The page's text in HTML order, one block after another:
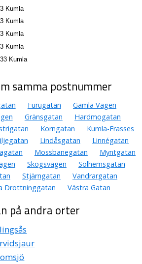
Kumla
Kumla
Kumla
Kumla
Kumla
samma postnummer
Furugatan
Gamla Vägen
Gränsgatan
Hardmogatan
Korngatan
Kumla-Frasses
Lindåsgatan
Linnégatan
Mossbanegatan
Myntgatan
Skogsvägen
Solhemsgatan
Stjärngatan
Vandrargatan
Drottninggatan Västra Gatan
på andra orter